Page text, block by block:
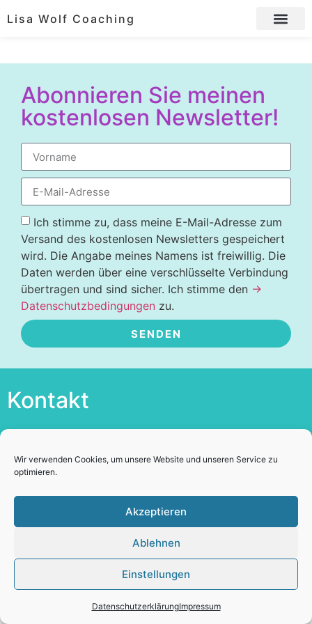
Wir verwenden Cookies, um unsere Website und unseren Service zu
optimieren.
Akzeptieren
Ablehnen
Einstellungen
DatenschutzerklärungImpressum
Lisa Wolf Coaching
Abonnieren Sie meinen
kostenlosen Newsletter!
Ich stimme zu, dass meine E-Mail-Adresse zum
Versand des kostenlosen Newsletters gespeichert
wird. Die Angabe meines Namens ist freiwillig. Die
Daten werden über eine verschlüsselte Verbindung
übertragen und sind sicher. Ich stimme den →
Datenschutzbedingungen zu.
SENDEN
Kontakt
+43 676 6753372
Skype: Elisabeth Wolf Telek